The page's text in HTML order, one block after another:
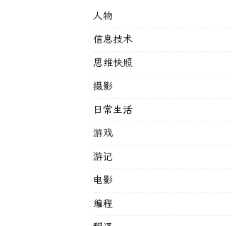
人物
信息技术
思维快照
摄影
日常生活
游戏
游记
电影
编程